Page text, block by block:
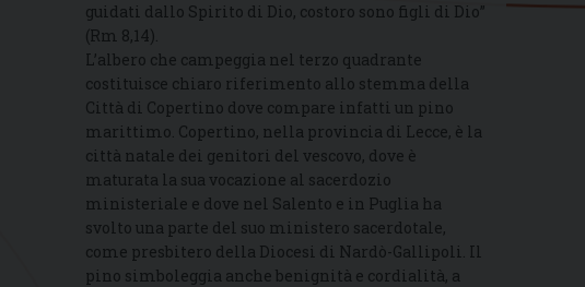
guidati dallo Spirito di Dio, costoro sono figli di Dio”
(Rm 8,14).
L’albero che campeggia nel terzo quadrante
costituisce chiaro riferimento allo stemma della
Città di Copertino dove compare infatti un pino
marittimo. Copertino, nella provincia di Lecce, è la
città natale dei genitori del vescovo, dove è
maturata la sua vocazione al sacerdozio
ministeriale e dove nel Salento e in Puglia ha
svolto una parte del suo ministero sacerdotale,
come presbitero della Diocesi di Nardò-Gallipoli. Il
pino simboleggia anche benignità e cordialità, a